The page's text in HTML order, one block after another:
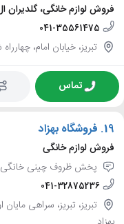
فروش لوازم خانگی، گلدیران
041-35561475
تبریز، خیابان امام،
تماس
19. فروشگاه بهزاد
فروش لوازم خانگی
پخش ظروف چینی
041-32875236
تبریز، تبریز، سراهی